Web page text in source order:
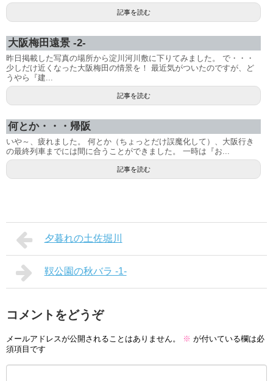
記事を読む
大阪梅田遠景 -2-
昨日掲載した写真の場所から淀川河川敷に下りてみました。 で・・・
少しだけ近くなった大阪梅田の情景を！ 最近気がついたのですが、ど
うやら『建...
記事を読む
何とか・・・帰阪
いや～、疲れました。 何とか（ちょっとだけ誤魔化して）、大阪行き
の最終列車までには間に合うことができました。 一時は『お...
記事を読む
夕暮れの土佐堀川
靫公園の秋バラ -1-
コメントをどうぞ
メールアドレスが公開されることはありません。 ※ が付いている欄は必
須項目です